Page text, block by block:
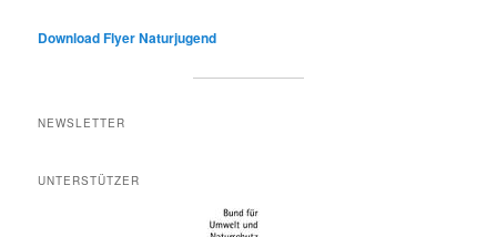
Download Flyer Naturjugend
NEWSLETTER
UNTERSTÜTZER